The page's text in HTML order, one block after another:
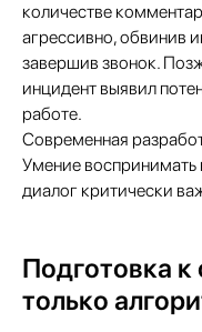
количестве
агрессивно, обвинив
завершив звонок.
инцидент выявил
работе.​
Современная
Умение воспринимать
диалог критически
Подготовка
только